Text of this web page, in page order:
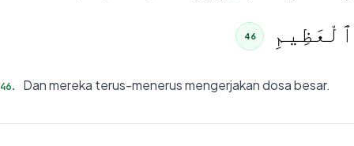
ٱلْعَظِيمِ
46
46. Dan mereka terus-menerus mengerjakan dosa besar.